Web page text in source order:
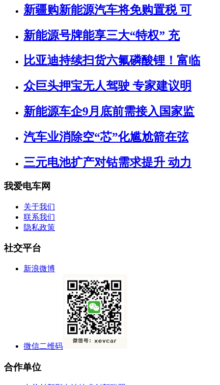
新疆购新能源汽车将免购置税 可
新能源号牌能享三大“特权” 充
比亚迪持续扫货六氟磷酸锂！富临
众巨头押宝无人驾驶 专家建议明
新能源车企9月底前需接入国家监
汽车业消除空“芯”化尴尬箭在弦
三元电池扩产对钴需求提升 动力
我爱电车网
关于我们
联系我们
隐私政策
社交平台
新浪微博
微信二维码
合作单位